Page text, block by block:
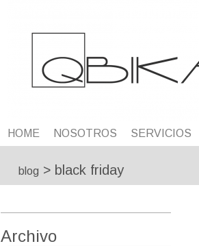
HOME NOSOTROS SERVICIOS
blog > black friday
Archivo